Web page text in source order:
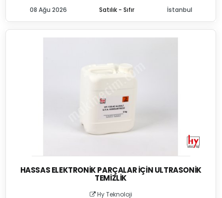
Satılık - Sıfır
08 Ağu 2026 İstanbul
HASSAS ELEKTRONIK PARÇALAR İÇIN ULTRASONIK
TEMIZLIK
Hy Teknoloji